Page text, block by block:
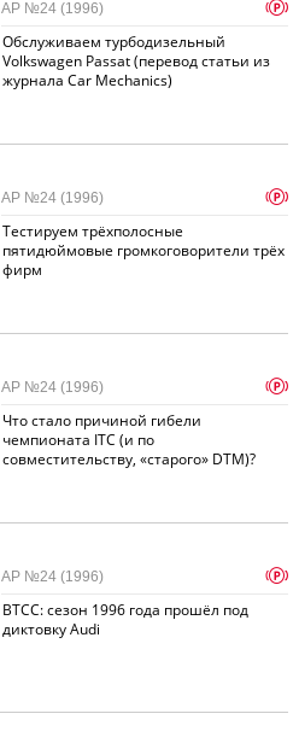
Обслуживаем турбодизельный
Volkswagen Passat (перевод статьи из
журнала Car Mechanics)
АР №24 (1996) p
Тестируем трёхполосные
пятидюймовые громкоговорители трёх
фирм
АР №24 (1996) p
Что стало причиной гибели
чемпионата ITC (и по
совместительству, «старого» DTM)?
АР №24 (1996) p
BTCC: сезон 1996 года прошёл под
диктовку Audi
АР №24 (1996) p